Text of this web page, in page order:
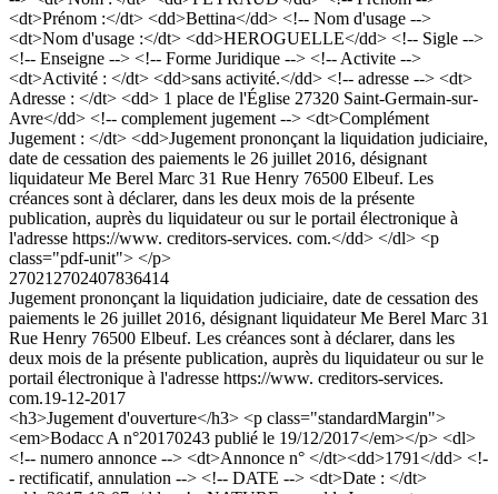
<dt>Prénom :</dt> <dd>Bettina</dd> <!-- Nom d'usage -->
<dt>Nom d'usage :</dt> <dd>HEROGUELLE</dd> <!-- Sigle -->
<!-- Enseigne --> <!-- Forme Juridique --> <!-- Activite -->
<dt>Activité : </dt> <dd>sans activité.</dd> <!-- adresse --> <dt>
Adresse : </dt> <dd> 1 place de l'Église 27320 Saint-Germain-sur-
Avre</dd> <!-- complement jugement --> <dt>Complément
Jugement : </dt> <dd>Jugement prononçant la liquidation judiciaire,
date de cessation des paiements le 26 juillet 2016, désignant
liquidateur Me Berel Marc 31 Rue Henry 76500 Elbeuf. Les
créances sont à déclarer, dans les deux mois de la présente
publication, auprès du liquidateur ou sur le portail électronique à
l'adresse https://www. creditors-services. com.</dd> </dl> <p
class="pdf-unit"> </p>
270212702407836414
Jugement prononçant la liquidation judiciaire, date de cessation des
paiements le 26 juillet 2016, désignant liquidateur Me Berel Marc 31
Rue Henry 76500 Elbeuf. Les créances sont à déclarer, dans les
deux mois de la présente publication, auprès du liquidateur ou sur le
portail électronique à l'adresse https://www. creditors-services.
com.19-12-2017
<h3>Jugement d'ouverture</h3> <p class="standardMargin">
<em>Bodacc A n°20170243 publié le 19/12/2017</em></p> <dl>
<!-- numero annonce --> <dt>Annonce n° </dt><dd>1791</dd> <!-
- rectificatif, annulation --> <!-- DATE --> <dt>Date : </dt>